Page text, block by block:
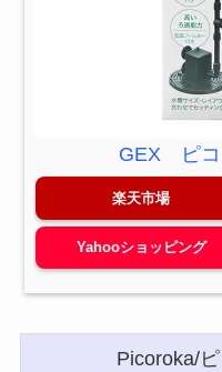
GEX ピコ
楽天市場
Yahooショッピング
Picoroka/